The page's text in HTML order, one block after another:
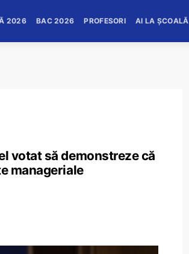
2026 BAC 2026 PROFESORI AI LA ȘCOALĂ
votat să demonstreze că
manageriale